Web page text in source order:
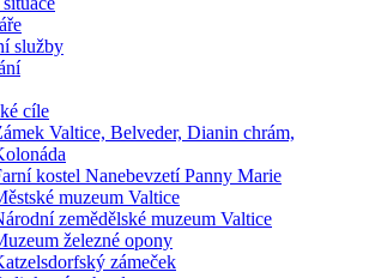
služby
cíle
Valtice, Belveder, Dianin chrám,
kostel Nanebevzetí Panny Marie
muzeum Valtice
zemědělské muzeum Valtice
železné opony
zámeček